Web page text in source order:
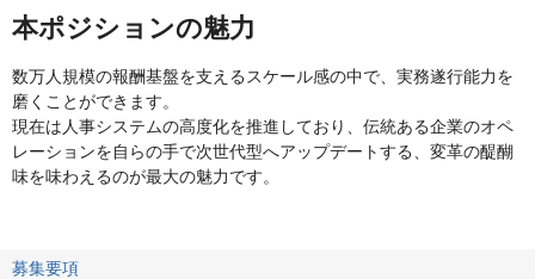
本ポジションの魅力
数万人規模の報酬基盤を支えるスケール感の中で、実務遂行能力を
磨くことができます。
現在は人事システムの高度化を推進しており、伝統ある企業のオペ
レーションを自らの手で次世代型へアップデートする、変革の醍醐
味を味わえるのが最大の魅力です。
募集要項